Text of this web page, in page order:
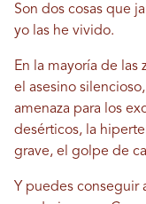
Son dos cosas que
yo las he vivido.
En la mayoría de
el asesino
amenaza para los
desérticos, la
grave, el golpe de
Y puedes conseguir